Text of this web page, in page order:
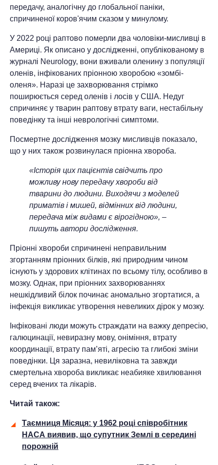
передачу, аналогічну до глобальної паніки,
спричиненої коров'ячим сказом у минулому.
У 2022 році раптово померли два чоловіки-мисливці в
Америці. Як описано у дослідженні, опублікованому в
журналі Neurology, вони вживали оленину з популяції
оленів, інфікованих пріонною хворобою «зомбі-
оленя». Наразі це захворювання стрімко
поширюється серед оленів і лосів у США. Недуг
спричиняє у тварин раптову втрату ваги, нестабільну
поведінку та інші неврологічні симптоми.
Посмертне дослідження мозку мисливців показало,
що у них також розвинулася пріонна хвороба.
«Історія цих пацієнтів свідчить про
можливу нову передачу хвороби від
тварини до людини. Виходячи з моделей
приматів і мишей, відмінних від людини,
передача між видами є вірогідною», –
пишуть автори дослідження.
Пріонні хвороби спричинені неправильним
згортанням пріонних білків, які природним чином
існують у здорових клітинах по всьому тілу, особливо в
мозку. Однак, при пріонних захворюваннях
нешкідливий білок починає аномально згортатися, а
інфекція викликає утворення невеликих дірок у мозку.
Інфіковані люди можуть страждати на важку депресію,
галюцинації, невиразну мову, оніміння, втрату
координації, втрату пам’яті, агресію та глибокі зміни
поведінки. Ця заразна, невиліковна та завжди
смертельна хвороба викликає неабияке хвилювання
серед вчених та лікарів.
Читай також:
Таємниця Місяця: у 1962 році співробітник
НАСА виявив, що супутник Землі в середині
порожній